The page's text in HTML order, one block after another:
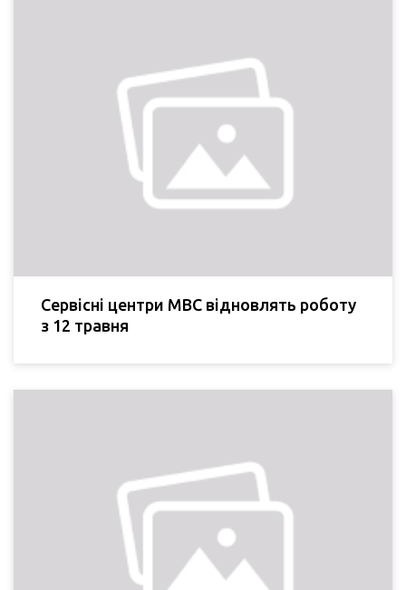
Сервісні центри МВС відновлять роботу
з 12 травня